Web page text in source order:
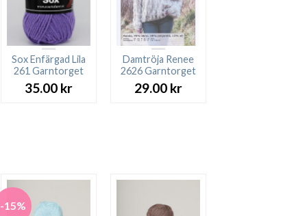
Sox Enfärgad Lila
261 Garntorget
35.00 kr
Damtröja Renee
2626 Garntorget
29.00 kr
-15%